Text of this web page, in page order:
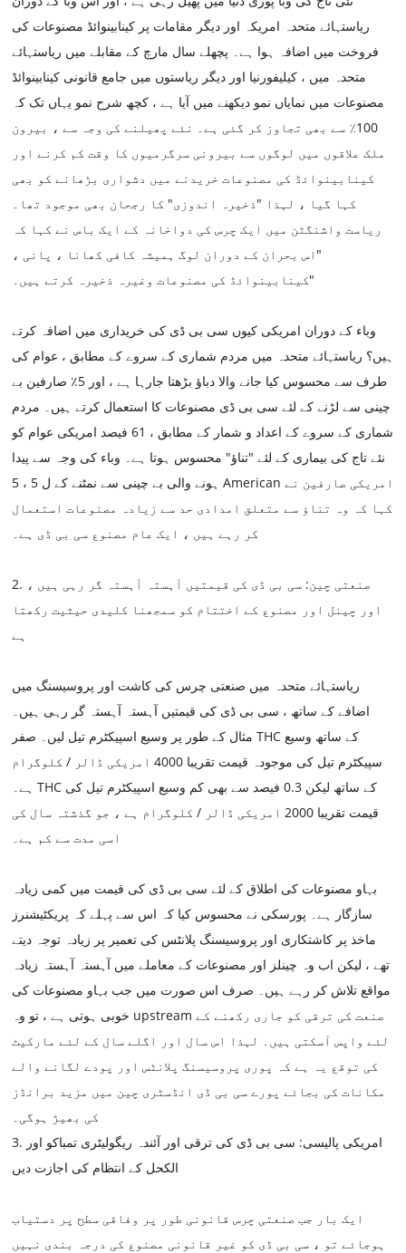
ریاستہائے متحدہ امریکہ اور دیگر مقامات پر کینابینوائڈ مصنوعات کی
فروخت میں اضافہ ہوا ہے۔ پچھلے سال مارچ کے مقابلے میں ریاستہائے
متحدہ میں ، کیلیفورنیا اور دیگر ریاستوں میں جامع قانونی کینابینوائڈ
مصنوعات میں نمایاں نمو دیکھنے میں آیا ہے ، کچھ شرح نمو یہاں تک کہ
100٪ سے بھی تجاوز کر گئی ہے۔ نئے پھیلنے کی وجہ سے ، بیرون
ملک علاقوں میں لوگوں سے بیرونی سرگرمیوں کا وقت کم کرنے اور
کینابینوائڈ کی مصنوعات خریدنے میں دشواری بڑھانے کو بھی
کہا گیا ، لہذا "ذخیرہ اندوزی" کا رجحان بھی موجود تھا۔
ریاست واشنگٹن میں ایک چرس کی دواخانہ کے ایک باس نے کہا کہ
"اس بحران کے دوران لوگ ہمیشہ کافی کھانا ، پانی ،
کینابینوائڈ کی مصنوعات وغیرہ ذخیرہ کرتے ہیں۔"
وباء کے دوران امریکی کیوں سی بی ڈی کی خریداری میں اضافہ کرتے
ہیں؟ ریاستہائے متحدہ میں مردم شماری کے سروے کے مطابق ، عوام کی
طرف سے محسوس کیا جانے والا دباؤ بڑھتا جارہا ہے ، اور 5٪ صارفین بے
چینی سے لڑنے کے لئے سی بی ڈی مصنوعات کا استعمال کرتے ہیں۔ مردم
شماری کے سروے کے اعداد و شمار کے مطابق ، 61 فیصد امریکی عوام کو
نئے تاج کی بیماری کے لئے "تناؤ" محسوس ہوتا ہے۔ وباء کی وجہ سے پیدا
ہونے والی بے چینی سے نمٹنے کے ل 5 ، 5 American امریکی صارفین نے
کہا کہ وہ تناؤ سے متعلق امدادی حد سے زیادہ مصنوعات استعمال
کر رہے ہیں ، ایک عام مصنوع سی بی ڈی ہے۔
2. صنعتی چین: سی بی ڈی کی قیمتیں آہستہ آہستہ گر رہی ہیں ،
اور چینل اور مصنوع کے اختتام کو سمجھنا کلیدی حیثیت رکھتا
ہے
ریاستہائے متحدہ میں صنعتی چرس کی کاشت اور پروسیسنگ میں
اضافے کے ساتھ ، سی بی ڈی کی قیمتیں آہستہ آہستہ گر رہی ہیں۔
مثال کے طور پر وسیع اسپیکٹرم تیل لیں۔ صفر THC کے ساتھ وسیع
سپیکٹرم تیل کی موجودہ قیمت تقریبا 4000 امریکی ڈالر / کلوگرام
ہے۔ THC کے ساتھ لیکن 0.3 فیصد سے بھی کم وسیع اسپیکٹرم تیل کی
قیمت تقریبا 2000 امریکی ڈالر / کلوگرام ہے ، جو گذشتہ سال کی
اسی مدت سے کم ہے۔
بہاو ​​مصنوعات کی اطلاق کے لئے سی بی ڈی کی قیمت میں کمی زیادہ
سازگار ہے۔ پورسکی نے محسوس کیا کہ اس سے پہلے کہ پریکٹیشنرز
ماخذ پر کاشتکاری اور پروسیسنگ پلانٹس کی تعمیر پر زیادہ توجہ دیتے
تھے ، لیکن اب وہ چینلز اور مصنوعات کے معاملے میں آہستہ آہستہ زیادہ
مواقع تلاش کر رہے ہیں۔ صرف اس صورت میں جب بہاو مصنوعات کی
خوبی ہوتی ہے ، تو وہ upstream صنعت کی ترقی کو جاری رکھنے کے
لئے واپس آسکتی ہیں۔ لہذا اس سال اور اگلے سال کے لئے مارکیٹ
کی توقع یہ ہے کہ پوری پروسیسنگ پلانٹس اور پودے لگانے والے
مکانات کی بجائے پورے سی بی ڈی انڈسٹری چین میں مزید برانڈز
کی بھیڑ ہوگی۔
3. امریکی پالیسی: سی بی ڈی کی ترقی اور آئندہ ریگولیٹری تمباکو اور
الکحل کے انتظام کی اجازت دیں
ایک بار جب صنعتی چرس قانونی طور پر وفاقی سطح پر دستیاب
ہوجائے تو ، سی بی ڈی کو غیر قانونی مصنوع کی درجہ بندی نہیں